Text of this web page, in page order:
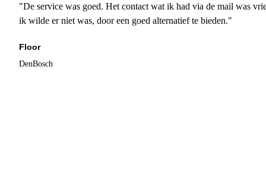
"De service was goed. Het contact wat ik had via de mail was
ik wilde er niet was, door een goed alternatief te bieden."
Floor
DenBosch